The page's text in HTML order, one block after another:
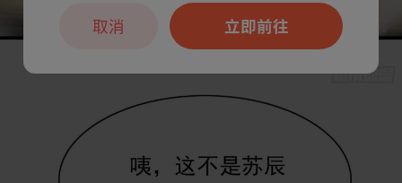
立即前往
取消